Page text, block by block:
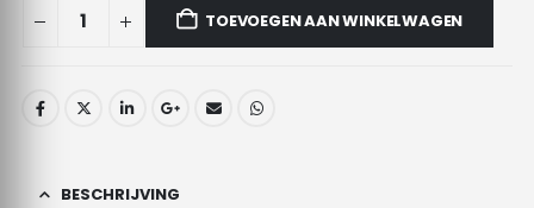
TOEVOEGEN AAN WINKELWAGEN
BESCHRIJVING